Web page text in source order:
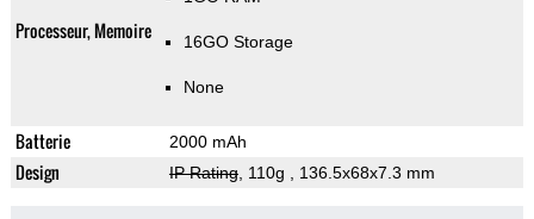
Processeur, Memoire 16GO Storage
None
Batterie 2000 mAh
Design IP Rating, 110g , 136.5x68x7.3 mm